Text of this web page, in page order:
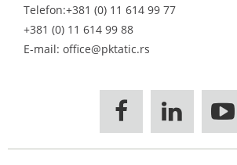
Telefon:+381 (0) 11 614 99 77
+381 (0) 11 614 99 88
E-mail: office@pktatic.rs
  